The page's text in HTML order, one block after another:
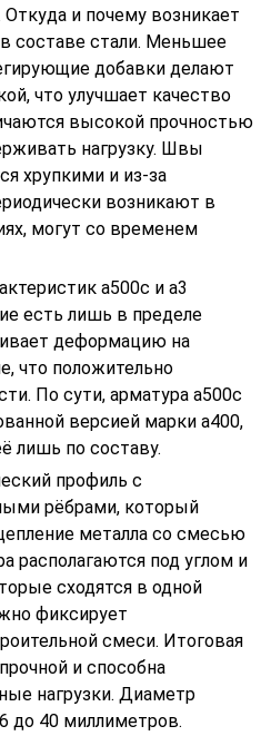
Откуда и почему возникает
составе стали. Меньшее
добавки делают
что улучшает качество
высокой прочностью
нагрузку. Швы
хрупкими и из-за
возникают в
могут со временем
а500с и а3
есть лишь в пределе
деформацию на
что положительно
По сути, арматура а500с
версией марки а400,
лишь по составу.
профиль с
рёбрами, который
металла со смесью
располагаются под углом и
сходятся в одной
фиксирует
смеси. Итоговая
и способна
нагрузки. Диаметр
до 40 миллиметров.